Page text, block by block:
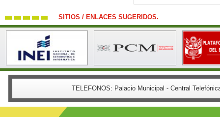
SITIOS / ENLACES SUGERIDOS.
TELEFONOS: Palacio Municipal - Central